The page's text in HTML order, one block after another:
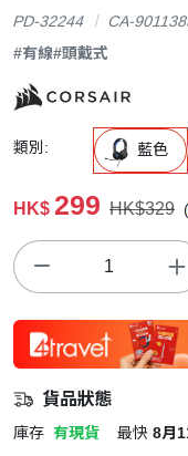
PD-32244
CA-
#有線#頭戴式
類別: 藍色
HK$ 299 HK$329 (
貨品狀態
庫存 有現貨 最快 8月